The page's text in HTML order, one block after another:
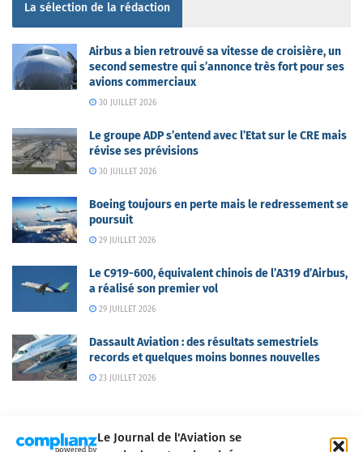
Le Journal de l'Aviation se
La sélection de la rédaction
Airbus a bien retrouvé sa vitesse de croisière, un
second semestre qui s’annonce très fort pour ses
avions commerciaux
30 JUILLET 2026
Le groupe ADP s’entend avec l’Etat sur le CRE mais
révise ses prévisions
30 JUILLET 2026
Boeing toujours en perte mais le redressement se
poursuit
29 JUILLET 2026
Le C919-600, équivalent chinois de l’A319 d’Airbus,
a réalisé son premier vol
29 JUILLET 2026
Dassault Aviation : des résultats semestriels
records et quelques moins bonnes nouvelles
23 JUILLET 2026